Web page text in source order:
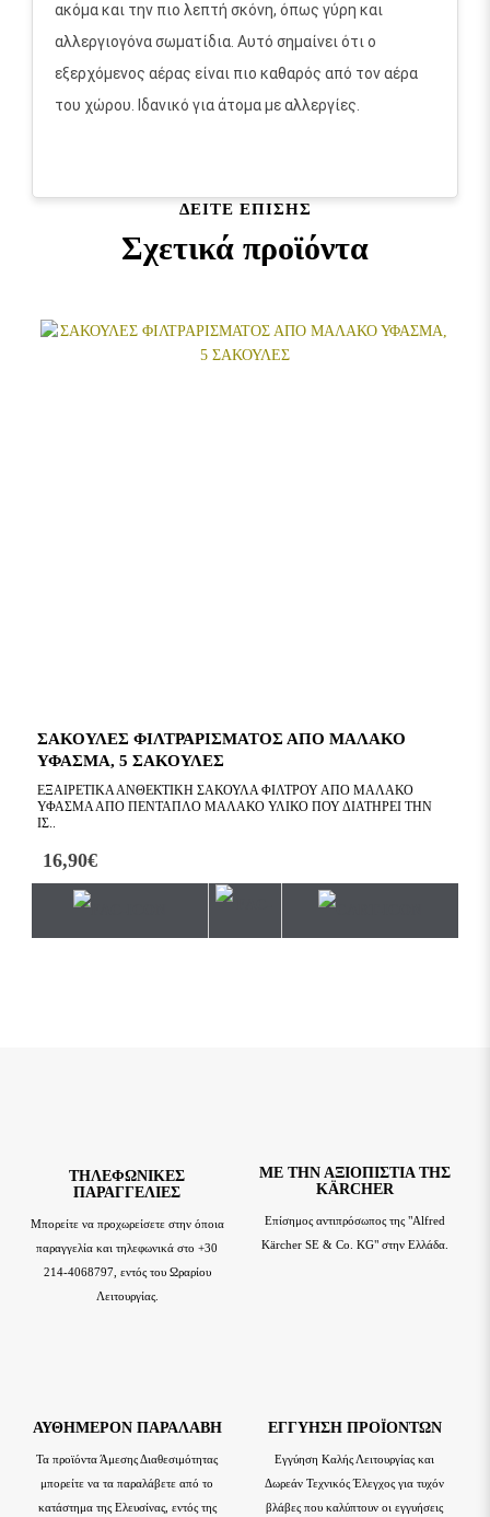
ακόμα και την πιο λεπτή σκόνη, όπως γύρη και
αλλεργιογόνα σωματίδια. Αυτό σημαίνει ότι ο
εξερχόμενος αέρας είναι πιο καθαρός από τον αέρα
του χώρου. Ιδανικό για άτομα με αλλεργίες.
ΔΕΊΤΕ ΕΠΊΣΗΣ
Σχετικά προϊόντα
ΣΑΚΟΥΛΕΣ ΦΙΛΤΡΑΡΙΣΜΑΤΟΣ ΑΠΟ ΜΑΛΑΚΟ
ΥΦΑΣΜΑ, 5 ΣΑΚΟΥΛΕΣ
ΕΞΑΙΡΕΤΙΚΆ ΑΝΘΕΚΤΙΚΉ ΣΑΚΟΎΛΑ ΦΊΛΤΡΟΥ ΑΠΌ ΜΑΛΑΚΌ
ΎΦΑΣΜΑ ΑΠΌ ΠΕΝΤΑΠΛΌ ΜΑΛΑΚΌ ΥΛΙΚΌ ΠΟΥ ΔΙΑΤΗΡΕΊ ΤΗΝ
ΙΣ..
16,90€
TΗΛΕΦΩΝΙΚΈΣ
ΠΑΡΑΓΓΕΛΊΕΣ
Μπορείτε να προχωρείσετε στην όποια
παραγγελία και τηλεφωνικά στο +30
214-4068797, εντός του Ωραρίου
Λειτουργίας.
ΜΕ ΤΗΝ ΑΞΙΟΠΙΣΤΊΑ ΤΗΣ
KÄRCHER
Επίσημος αντιπρόσωπος της "Alfred
Kärcher SE & Co. KG" στην Ελλάδα.
ΑΥΘΗΜΕΡΌΝ ΠΑΡΑΛΑΒΉ
Τα προϊόντα Άμεσης Διαθεσιμότητας
μπορείτε να τα παραλάβετε από το
κατάστημα της Ελευσίνας, εντός της
ΕΓΓΎΗΣΗ ΠΡΟΪΌΝΤΩΝ
Εγγύηση Καλής Λειτουργίας και
Δωρεάν Τεχνικός Έλεγχος για τυχόν
βλάβες που καλύπτουν οι εγγυήσεις